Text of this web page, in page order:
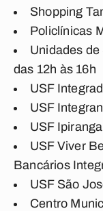
Shopping
Policlínicas
Unidades de
das 12h às 16h
USF
USF
USF Ipiranga
USF Viver
Bancários
USF São
Centro